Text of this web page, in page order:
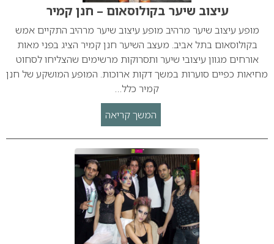
עיצוב שיער בקולוסאום – חנן קמיר
מופע עיצוב שיער מרהיב מופע עיצוב שיער מרהיב התקיים אמש
בקולוסאום בתל אביב. מעצב השיער חנן קמיר הציג בפני מאות
אורחים מגוון עיצובי שיער ותסרוקות מרשימים שהצליחו לסחוט
מחיאות כפיים סוערות במשך דקות ארוכות. המופע המושקע של חנן
קמיר כלל…
המשך קריאה